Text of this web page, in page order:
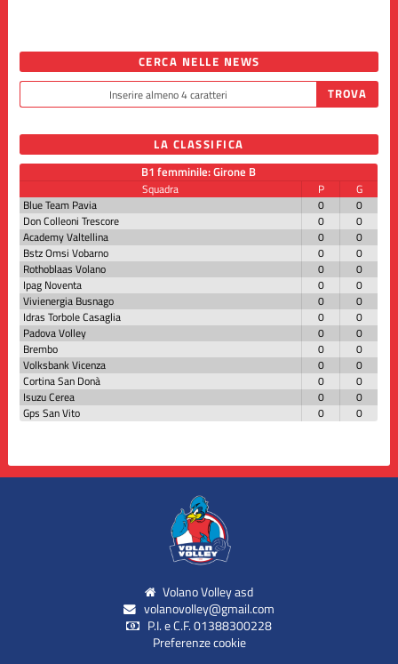
CERCA NELLE NEWS
LA CLASSIFICA
B1 femminile: Girone B
Squadra P
G
Blue Team Pavia
0
0
Don Colleoni Trescore
0
0
Academy Valtellina
0
0
Bstz Omsi Vobarno
0
0
Rothoblaas Volano
0
0
Ipag Noventa
0
0
Vivienergia Busnago
0
0
Idras Torbole Casaglia
0
0
Padova Volley
0
0
Brembo
0
0
Volksbank Vicenza
0
0
Cortina San Donà
0
0
Isuzu Cerea
0
0
Gps San Vito
0 0
Volano Volley asd
volanovolley@gmail.com
P.I. e C.F. 01388300228
Preferenze cookie